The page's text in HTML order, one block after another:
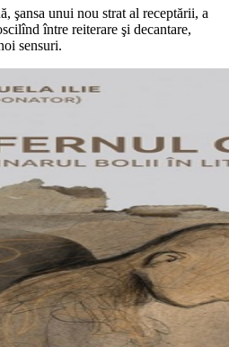
şansa unui nou strat al receptării, a
între reiterare şi decantare,
sensuri.